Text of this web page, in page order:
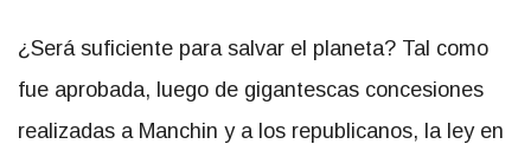
¿Será suficiente para salvar el planeta? Tal como
fue aprobada, luego de gigantescas concesiones
realizadas a Manchin y a los republicanos, la ley en